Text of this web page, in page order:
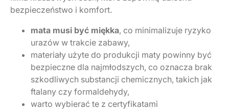
bezpieczeństwo i komfort.
mata musi być miękka, co minimalizuje ryzyko
urazów w trakcie zabawy,
materiały użyte do produkcji maty powinny być
bezpieczne dla najmłodszych, co oznacza brak
szkodliwych substancji chemicznych, takich jak
ftalany czy formaldehydy,
warto wybierać te z certyfikatami